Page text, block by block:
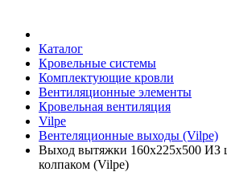
Каталог
Кровельные системы
Комплектующие кровли
Вентиляционные элементы
Кровельная вентиляция
Vilpe
Вентеляционные выходы (Vilpe)
Выход вытяжки 160х225х500 ИЗ
колпаком (Vilpe)